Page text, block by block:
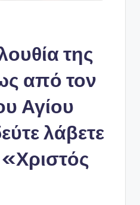
της
από τον
Αγίου
λάβετε